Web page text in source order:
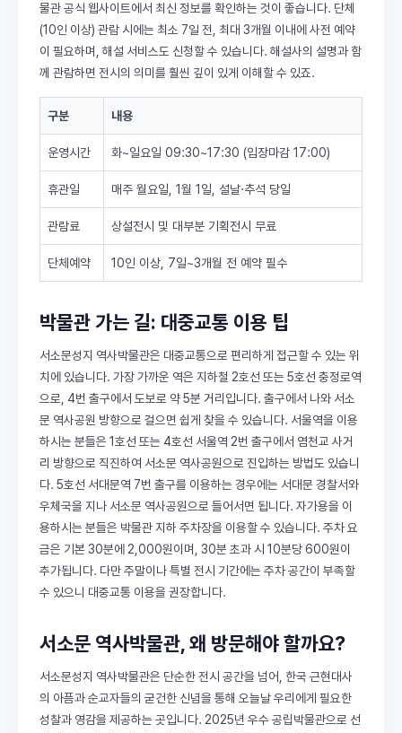
물관 공식 웹사이트에서 최신 정보를 확인하는 것이 좋습니다. 단체
(10인 이상) 관람 시에는 최소 7일 전, 최대 3개월 이내에 사전 예약
이 필요하며, 해설 서비스도 신청할 수 있습니다. 해설사의 설명과 함
께 관람하면 전시의 의미를 훨씬 깊이 있게 이해할 수 있죠.
구분 내용
운영시간 화~일요일 09:30~17:30 (입장마감 17:00)
휴관일 매주 월요일, 1월 1일, 설날·추석 당일
관람료 상설전시 및 대부분 기획전시 무료
단체예약 10인 이상, 7일~3개월 전 예약 필수
박물관 가는 길: 대중교통 이용 팁
서소문성지 역사박물관은 대중교통으로 편리하게 접근할 수 있는 위
치에 있습니다. 가장 가까운 역은 지하철 2호선 또는 5호선 충정로역
으로, 4번 출구에서 도보로 약 5분 거리입니다. 출구에서 나와 서소
문 역사공원 방향으로 걸으면 쉽게 찾을 수 있습니다. 서울역을 이용
하시는 분들은 1호선 또는 4호선 서울역 2번 출구에서 염천교 사거
리 방향으로 직진하여 서소문 역사공원으로 진입하는 방법도 있습니
다. 5호선 서대문역 7번 출구를 이용하는 경우에는 서대문 경찰서와
우체국을 지나 서소문 역사공원으로 들어서면 됩니다. 자가용을 이
용하시는 분들은 박물관 지하 주차장을 이용할 수 있습니다. 주차 요
금은 기본 30분에 2,000원이며, 30분 초과 시 10분당 600원이
추가됩니다. 다만 주말이나 특별 전시 기간에는 주차 공간이 부족할
수 있으니 대중교통 이용을 권장합니다.
서소문 역사박물관, 왜 방문해야 할까요?
서소문성지 역사박물관은 단순한 전시 공간을 넘어, 한국 근현대사
의 아픔과 순교자들의 굳건한 신념을 통해 오늘날 우리에게 필요한
성찰과 영감을 제공하는 곳입니다. 2025년 우수 공립박물관으로 선